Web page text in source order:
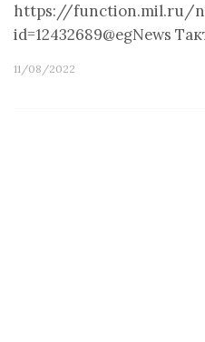
https://function.mil.ru/
id=12432689@egNews
11/08/2022